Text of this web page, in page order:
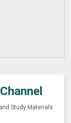
Study Materials